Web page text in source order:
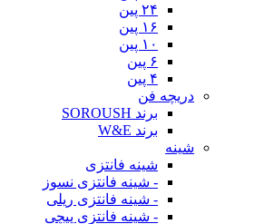
۲۴ پین
۱۶ پین
۱۰ پین
۶ پین
۴ پین
دریچه فن
برند SOROUSH
برند W&E
شینه
شینه فانتزی
- شینه فانتزی نسوز
- شینه فانتزی ریلی
- شینه فانتزی پیچی